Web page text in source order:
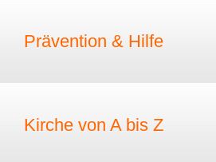
Prävention & Hilfe
Kirche von A bis Z